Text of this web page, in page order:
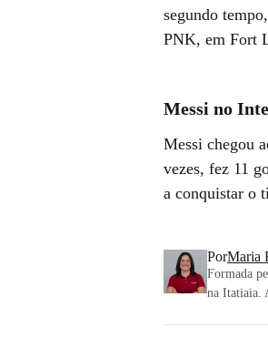
segundo
PNK, em Fort
Messi no
Messi chegou
vezes, fez 11
a conquistar o
PorMaria
Formada
na Itatiaia.